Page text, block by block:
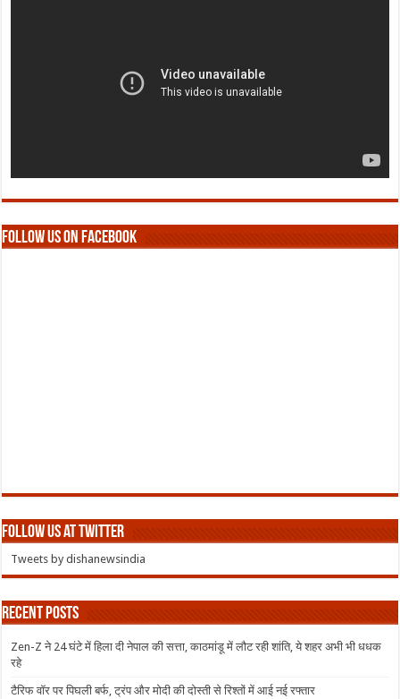
Follow us on Facebook
Follow us at Twitter
Tweets by dishanewsindia
Recent Posts
Zen-Z ने 24 घंटे में हिला दी नेपाल की सत्ता, काठमांडू में लौट रही शांति, ये शहर अभी भी धधक
रहे
टैरिफ वॉर पर पिघली बर्फ, ट्रंप और मोदी की दोस्ती से रिश्तों में आई नई रफ्तार